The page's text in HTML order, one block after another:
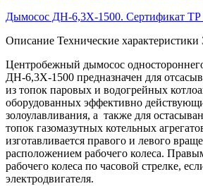
Дымосос ДН-6,3Х-1500. Сертификат
Описание Технические характеристики
Центробежный дымосос
ДН-6,3Х-1500 предназначен для
из топок паровых и водогрейных
оборудованных эффективно
золоулавливания, а также для
топок газомазутных котельных
изготавливается правого и левого
расположением рабочего колеса.
рабочего колеса по часовой стрелке,
электродвигателя.